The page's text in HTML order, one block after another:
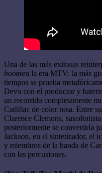
Una de las más exitosas
boomen la era MTV: la más
tiempos se prueba
Devo con el productor y
un recorrido completamente
Cadillac de color rosa. Entre
Clarence Clemons,
posteriormente se convertiría
Jackson, en el sintetizador, el
y miembros de la banda de
con las percusiones.